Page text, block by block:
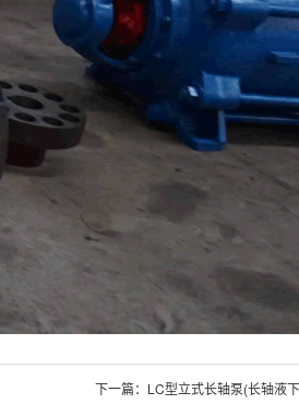
下一篇： LC型立式长轴泵(长轴液